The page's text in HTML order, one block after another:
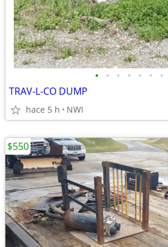
• • • • • • •
TRAV-L-CO DUMP
hace 5 h NWI
$550